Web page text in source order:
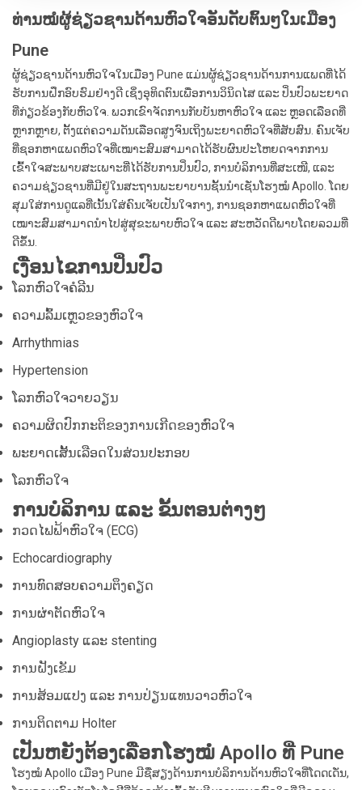
ທ່ານໝໍຜູ້ຊ່ຽວຊານດ້ານຫົວໃຈອັນດັບຕົ້ນໆໃນເມືອງ
Pune
ຜູ້ຊ່ຽວຊານດ້ານຫົວໃຈໃນເມືອງ Pune ແມ່ນຜູ້ຊ່ຽວຊານດ້ານການແພດທີ່ໄດ້
ຮັບການຝຶກອົບຮົມຢ່າງດີ ເຊິ່ງອຸທິດຕົນເພື່ອການວິນິດໄສ ແລະ ປິ່ນປົວພະຍາດ
ທີ່ກ່ຽວຂ້ອງກັບຫົວໃຈ. ພວກເຂົາຈັດການກັບບັນຫາຫົວໃຈ ແລະ ຫຼອດເລືອດທີ່
ຫຼາກຫຼາຍ, ຕັ້ງແຕ່ຄວາມດັນເລືອດສູງຈົນເຖິງພະຍາດຫົວໃຈທີ່ສັບສົນ. ຄົນເຈັບ
ທີ່ຊອກຫາແພດຫົວໃຈທີ່ເໝາະສົມສາມາດໄດ້ຮັບຜົນປະໂຫຍດຈາກການ
ເຂົ້າໃຈສະພາບສະເພາະທີ່ໄດ້ຮັບການປິ່ນປົວ, ການບໍລິການທີ່ສະເໜີ, ແລະ
ຄວາມຊ່ຽວຊານທີ່ມີຢູ່ໃນສະຖານພະຍາບານຊັ້ນນຳເຊັ່ນໂຮງໝໍ Apollo. ໂດຍ
ສຸມໃສ່ການດູແລທີ່ເນັ້ນໃສ່ຄົນເຈັບເປັນໃຈກາງ, ການຊອກຫາແພດຫົວໃຈທີ່
ເໝາະສົມສາມາດນຳໄປສູ່ສຸຂະພາບຫົວໃຈ ແລະ ສະຫວັດດີພາບໂດຍລວມທີ່
ດີຂຶ້ນ.
ເງື່ອນໄຂການປິ່ນປົວ
ໂລກຫົວໃຈຄໍລີນ
ຄວາມລົ້ມເຫຼວຂອງຫົວໃຈ
Arrhythmias
Hypertension
ໂລກຫົວໃຈວາຍວຽນ
ຄວາມຜິດປົກກະຕິຂອງການເກີດຂອງຫົວໃຈ
ພະຍາດເສັ້ນເລືອດໃນສ່ວນປະກອບ
ໂລກຫົວໃຈ
ການບໍລິການ ແລະ ຂັ້ນຕອນຕ່າງໆ
ກວດໄຟຟ້າຫົວໃຈ (ECG)
Echocardiography
ການທົດສອບຄວາມຕຶງຄຽດ
ການຜ່າຕັດຫົວໃຈ
Angioplasty ແລະ stenting
ການຝັງເຂັມ
ການສ້ອມແປງ ແລະ ການປ່ຽນແທນວາວຫົວໃຈ
ການຕິດຕາມ Holter
ເປັນຫຍັງຕ້ອງເລືອກໂຮງໝໍ Apollo ທີ່ Pune
ໂຮງໝໍ Apollo ເມືອງ Pune ມີຊື່ສຽງດ້ານການບໍລິການດ້ານຫົວໃຈທີ່ໂດດເດັ່ນ,